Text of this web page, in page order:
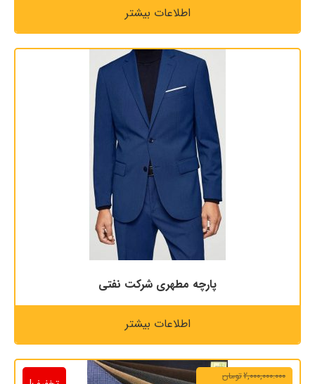
اطلاعات بیشتر
پارچه مطهری شرکت نفتی
اطلاعات بیشتر
2,000,000.000تومان